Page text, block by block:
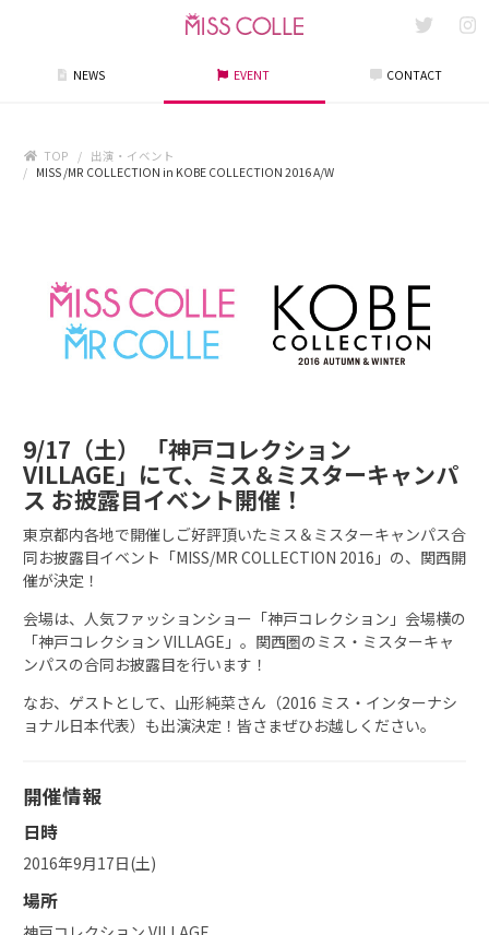
NEWS EVENT CONTACT
TOP
出演・イベント
MISS /MR COLLECTION in KOBE COLLECTION 2016 A/W
9/17（土） 「神戸コレクション
VILLAGE」にて、ミス＆ミスターキャンパ
ス お披露目イベント開催！
東京都内各地で開催しご好評頂いたミス＆ミスターキャンパス合
同お披露目イベント「MISS/MR COLLECTION 2016」の、関西開
催が決定！
会場は、人気ファッションショー「神戸コレクション」会場横の
「神戸コレクション VILLAGE」。関西圏のミス・ミスターキャ
ンパスの合同お披露目を行います！
なお、ゲストとして、山形純菜さん（2016 ミス・インターナシ
ョナル日本代表）も出演決定！皆さまぜひお越しください。
開催情報
日時
2016年9月17日(土)
場所